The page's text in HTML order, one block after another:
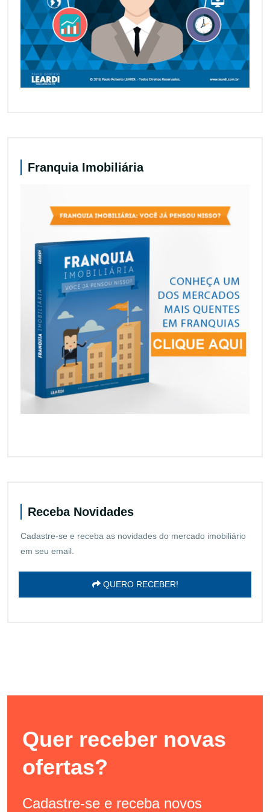
Franquia Imobiliária
Receba Novidades
Cadastre-se e receba as novidades do mercado imobiliário
em seu email.
QUERO RECEBER!
Quer receber novas
ofertas?
Cadastre-se e receba novos